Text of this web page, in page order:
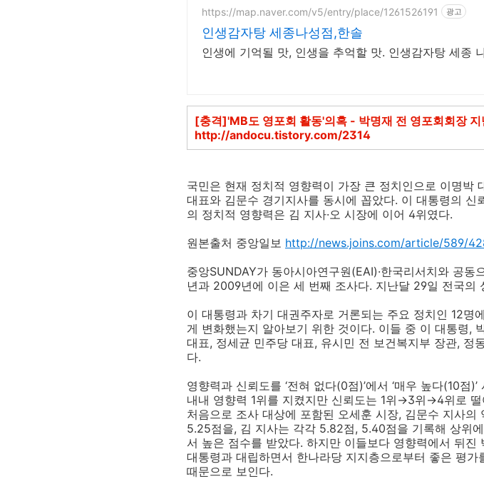
https://map.naver.com/v5/entry/place/1261526191 광고
인생감자탕 세종나성점,한솔
인생에 기억될 맛, 인생을 추억할 맛. 인생감자탕 세종
[충격]'MB도 영포회 활동'의혹 - 박명재 전 영포회회장
http://andocu.tistory.com/2314
국민은 현재 정치적 영향력이 가장 큰 정치인으로 이명박
대표와 김문수 경기지사를 동시에 꼽았다. 이 대통령의
의 정치적 영향력은 김 지사·오 시장에 이어 4위였다.
원본출처 중앙일보 http://news.joins.com/article/589/
중앙SUNDAY가 동아시아연구원(EAI)·한국리서치와 공동
년과 2009년에 이은 세 번째 조사다. 지난달 29일 전국의
이 대통령과 차기 대권주자로 거론되는 주요 정치인 12
게 변화했는지 알아보기 위한 것이다. 이들 중 이 대통령,
대표, 정세균 민주당 대표, 유시민 전 보건복지부 장관,
다.
영향력과 신뢰도를 ‘전혀 없다(0점)’에서 ‘매우 높다(10
내내 영향력 1위를 지켰지만 신뢰도는 1위→3위→4위로
처음으로 조사 대상에 포함된 오세훈 시장, 김문수 지사
5.25점을, 김 지사는 각각 5.82점, 5.40점을 기록해 상위
서 높은 점수를 받았다. 하지만 이들보다 영향력에서 뒤
대통령과 대립하면서 한나라당 지지층으로부터 좋은 평
때문으로 보인다.